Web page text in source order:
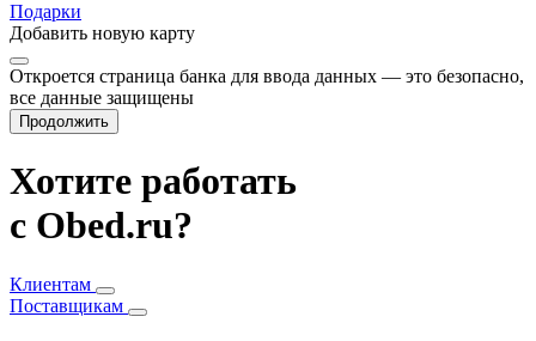
Подарки
Добавить новую карту
Откроется страница банка для ввода данных — это безопасно,
все данные защищены
Продолжить
Хотите работать
с Obed.ru?
Клиентам
Поставщикам